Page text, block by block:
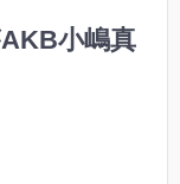
小嶋真